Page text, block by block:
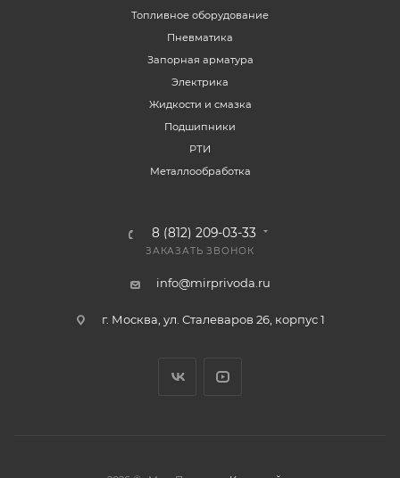
Топливное оборудование
Пневматика
Запорная арматура
Электрика
Жидкости и смазка
Подшипники
РТИ
Металлообработка
8 (812) 209-03-33
ЗАКАЗАТЬ ЗВОНОК
info@mirprivoda.ru
г. Москва, ул. Сталеваров 26, корпус 1